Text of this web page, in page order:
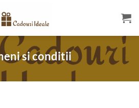
si conditii